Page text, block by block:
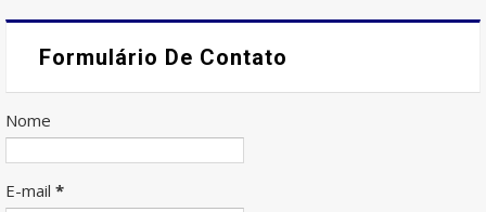
Formulário De Contato
Nome
E-mail *